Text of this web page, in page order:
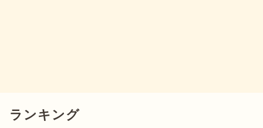
ランキング